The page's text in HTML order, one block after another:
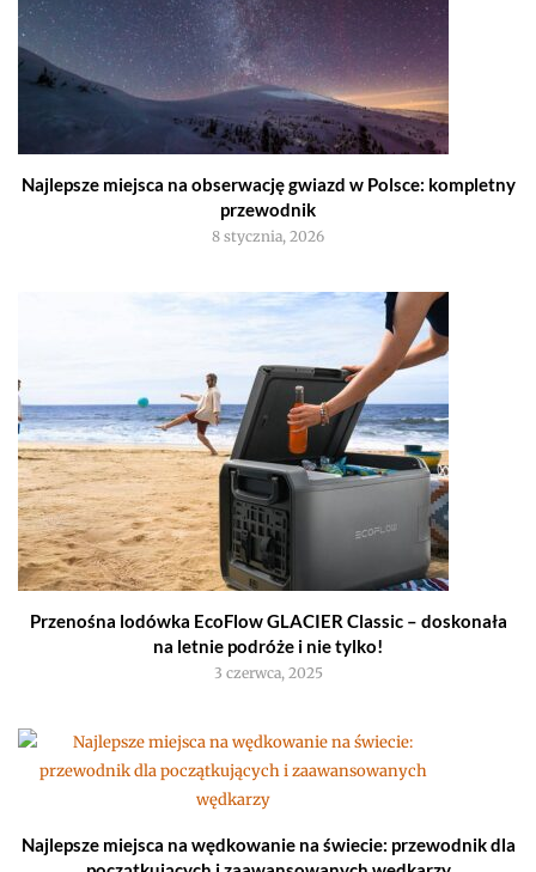
Najlepsze miejsca na obserwację gwiazd w Polsce: kompletny
przewodnik
8 stycznia, 2026
Przenośna lodówka EcoFlow GLACIER Classic – doskonała
na letnie podróże i nie tylko!
3 czerwca, 2025
Najlepsze miejsca na wędkowanie na świecie: przewodnik dla